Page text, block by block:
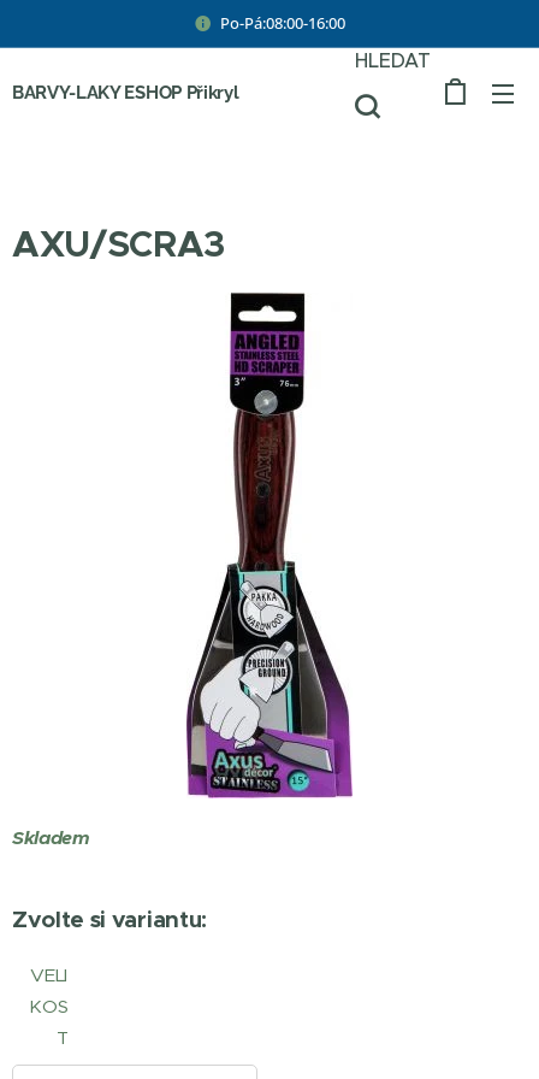
Po-Pá:08:00-16:00
BARVY-LAKY ESHOP Přikryl
HLEDAT
AXU/SCRA3
Skladem
Zvolte si variantu:
VELI
KOS
T